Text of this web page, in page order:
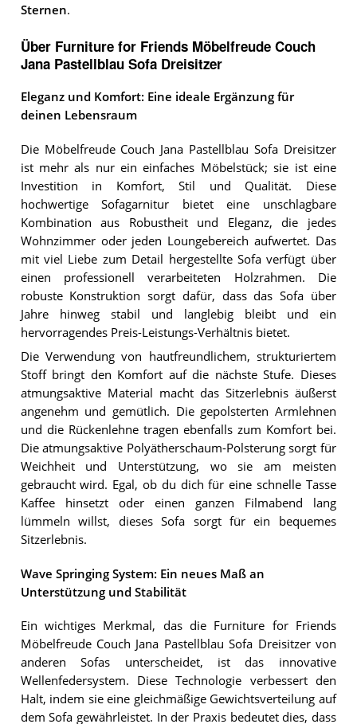
Sternen.
Über Furniture for Friends Möbelfreude Couch
Jana Pastellblau Sofa Dreisitzer
Eleganz und Komfort: Eine ideale Ergänzung für
deinen Lebensraum
Die Möbelfreude Couch Jana Pastellblau Sofa Dreisitzer
ist mehr als nur ein einfaches Möbelstück; sie ist eine
Investition in Komfort, Stil und Qualität. Diese
hochwertige Sofagarnitur bietet eine unschlagbare
Kombination aus Robustheit und Eleganz, die jedes
Wohnzimmer oder jeden Loungebereich aufwertet. Das
mit viel Liebe zum Detail hergestellte Sofa verfügt über
einen professionell verarbeiteten Holzrahmen. Die
robuste Konstruktion sorgt dafür, dass das Sofa über
Jahre hinweg stabil und langlebig bleibt und ein
hervorragendes Preis-Leistungs-Verhältnis bietet.
Die Verwendung von hautfreundlichem, strukturiertem
Stoff bringt den Komfort auf die nächste Stufe. Dieses
atmungsaktive Material macht das Sitzerlebnis äußerst
angenehm und gemütlich. Die gepolsterten Armlehnen
und die Rückenlehne tragen ebenfalls zum Komfort bei.
Die atmungsaktive Polyätherschaum-Polsterung sorgt für
Weichheit und Unterstützung, wo sie am meisten
gebraucht wird. Egal, ob du dich für eine schnelle Tasse
Kaffee hinsetzt oder einen ganzen Filmabend lang
lümmeln willst, dieses Sofa sorgt für ein bequemes
Sitzerlebnis.
Wave Springing System: Ein neues Maß an
Unterstützung und Stabilität
Ein wichtiges Merkmal, das die Furniture for Friends
Möbelfreude Couch Jana Pastellblau Sofa Dreisitzer von
anderen Sofas unterscheidet, ist das innovative
Wellenfedersystem. Diese Technologie verbessert den
Halt, indem sie eine gleichmäßige Gewichtsverteilung auf
dem Sofa gewährleistet. In der Praxis bedeutet dies, dass